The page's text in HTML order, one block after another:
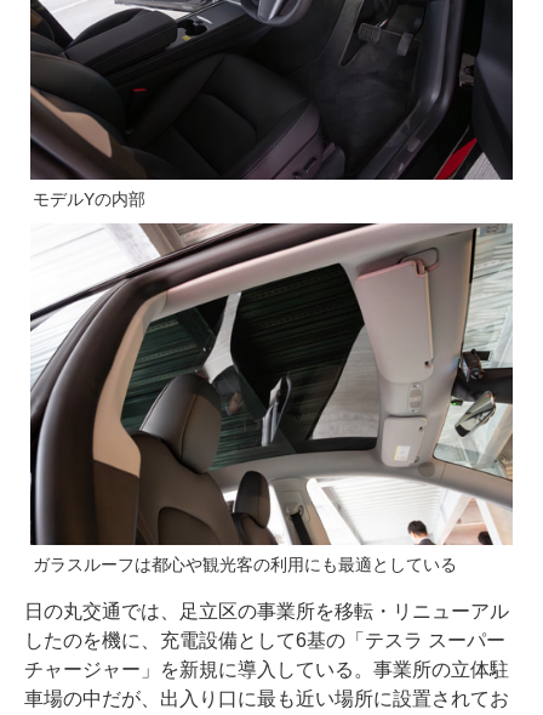
モデルYの内部
ガラスルーフは都心や観光客の利用にも最適としている
日の丸交通では、足立区の事業所を移転・リニューアル
したのを機に、充電設備として6基の「テスラ スーパー
チャージャー」を新規に導入している。事業所の立体駐
車場の中だが、出入り口に最も近い場所に設置されてお